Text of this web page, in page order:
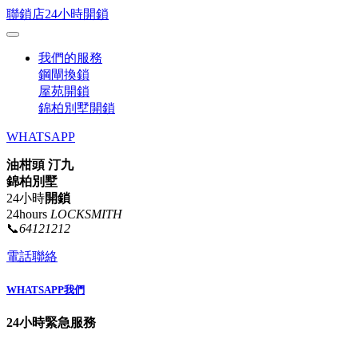
聯鎖店24小時開鎖
我們的服務
鋼閘換鎖
屋苑開鎖
錦柏別墅開鎖
WHATSAPP
油柑頭 汀九
錦柏別墅
24小時開鎖
24hours LOCKSMITH
📞64121212
電話聯絡
WHATSAPP我們
24小時緊急服務